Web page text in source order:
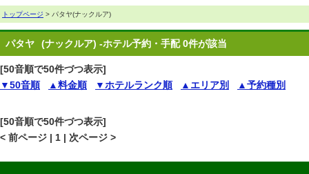
トップページ > パタヤ(ナックルア)
パタヤ (ナックルア) -ホテル予約・手配 0件が該当
[50音順で50件づつ表示]
▼50音順
▲料金順 ▼ホテルランク順 ▲エリア別 ▲予約種別
[50音順で50件づつ表示]
< 前ページ | 1 | 次ページ >